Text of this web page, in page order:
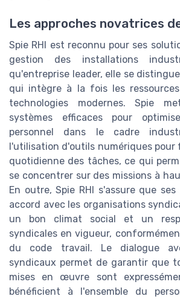
Les approches novatrices
Spie RHI est reconnu pour ses
gestion des installations
qu'entreprise leader, elle se
qui intègre à la fois les
technologies modernes. Spie
systèmes efficaces pour
personnel dans le cadre
l'utilisation d'outils numériques
quotidienne des tâches, ce qui
se concentrer sur des missions à
En outre, Spie RHI s'assure que
accord avec les organisations
un bon climat social et un
syndicales en vigueur,
du code travail. Le dialogue
syndicaux permet de garantir que
mises en œuvre sont
bénéficient à l'ensemble du